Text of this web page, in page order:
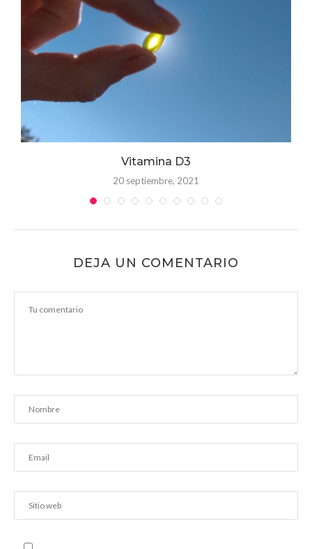
Vitamina D3
20 septiembre, 2021
DEJA UN COMENTARIO